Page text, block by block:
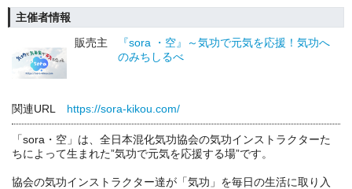
主催者情報
販売主
『sora ・空』～気功で元気を応援！気功へ
のみちしるべ
関連URL https://sora-kikou.com/
「sora・空」は、全日本混化気功協会の気功インストラクターた
ちによって生まれた”気功で元気を応援する場”です。
協会の気功インストラクター達が「気功」を毎日の生活に取り入